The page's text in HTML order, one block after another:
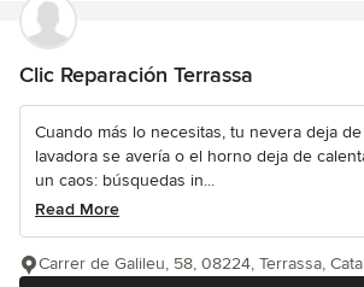
Clic Reparación Terrassa
Cuando más lo necesitas, tu nevera deja
lavadora se avería o el horno deja de
un caos: búsquedas in...
Read More
Carrer de Galileu, 58, 08224, Terrassa,